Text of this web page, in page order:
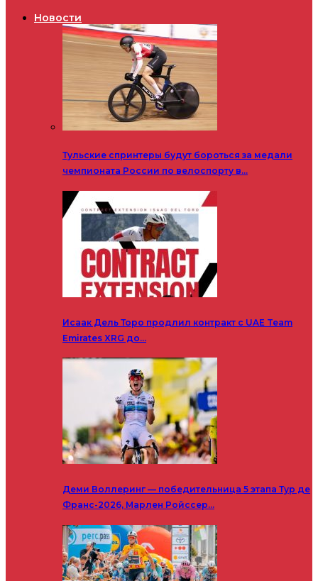
Новости
Тульские спринтеры будут бороться за медали
чемпионата России по велоспорту в…
Исаак Дель Торо продлил контракт с UAE Team
Emirates XRG до…
Деми Воллеринг — победительница 5 этапа Тур де
Франс-2026, Марлен Ройссер…